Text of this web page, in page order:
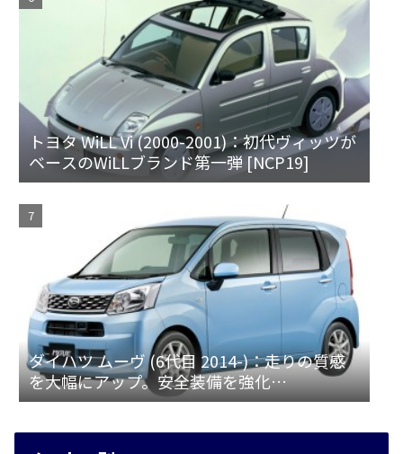
トヨタ WiLL Vi (2000-2001)：初代ヴィッツが
ベースのWiLLブランド第一弾 [NCP19]
ダイハツ ムーヴ (6代目 2014-)：走りの質感
を大幅にアップ。安全装備を強化
[LA150/160S]